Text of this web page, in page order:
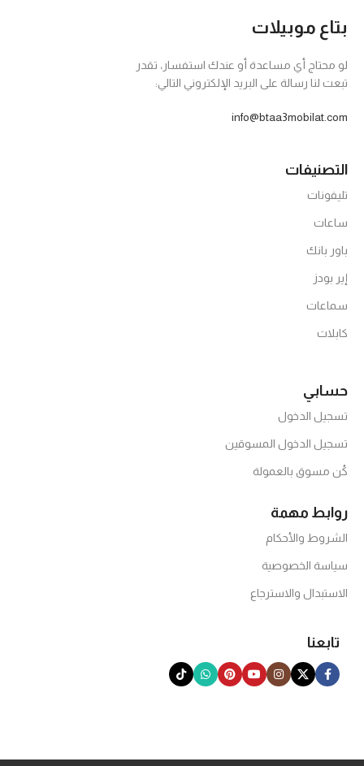
بتاع موبيلات
لو محتاج أي مساعدة أو عندك استفسار، تقدر
تبعت لنا رسالة على البريد الإلكتروني التالي:
info@btaa3mobilat.com
التصنيفات
تليفونات
ساعات
باور بانك
إير بودز
سماعات
كابلات
حسابي
تسجيل الدخول
تسجيل الدخول المسوقين
كُن مسوق بالعمولة
روابط مهمة
الشروط والأحكام
سياسة الخصوصية
الاستبدال والاسترجاع
تابعنا